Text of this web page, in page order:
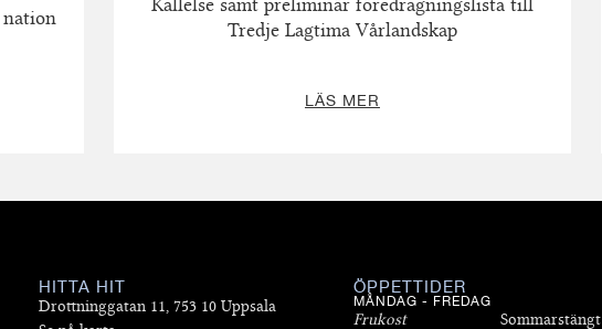
nation
Kallelse samt preliminär föredragningslista till
Tredje Lagtima Vårlandskap
LÄS MER
HITTA HIT
Drottninggatan 11, 753 10 Uppsala
ÖPPETTIDER
MÅNDAG - FREDAG
Frukost Sommarstängt